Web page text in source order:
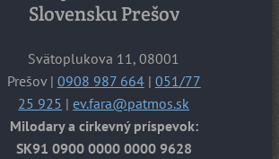
Slovensku Prešov
Svätoplukova 11, 08001
Prešov | 0908 987 664| 051/77
25 925 |ev.fara@patmos.sk
Milodary a cirkevný príspevok:
SK91 0900 0000 0000 9628